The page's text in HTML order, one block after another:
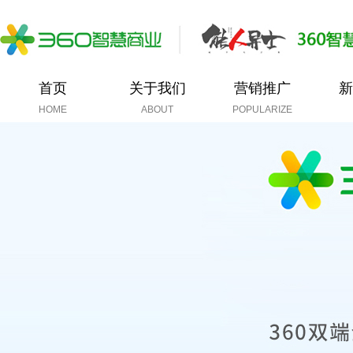
首页
HOME
关于我们
ABOUT
营销推广
POPULARIZE